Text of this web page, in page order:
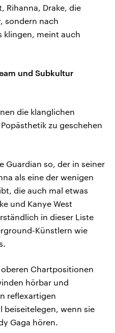
Rihanna, Drake, die
sondern nach
klingen, meint auch
und Subkultur
die klanglichen
zu geschehen
Guardian so, der in seiner
als eine der wenigen
die auch mal etwas
und Kanye West
in dieser Liste
Künstlern wie
Chartpositionen
hörbar und
reflexartigen
beiseitelegen, wenn sie
Gaga hören.